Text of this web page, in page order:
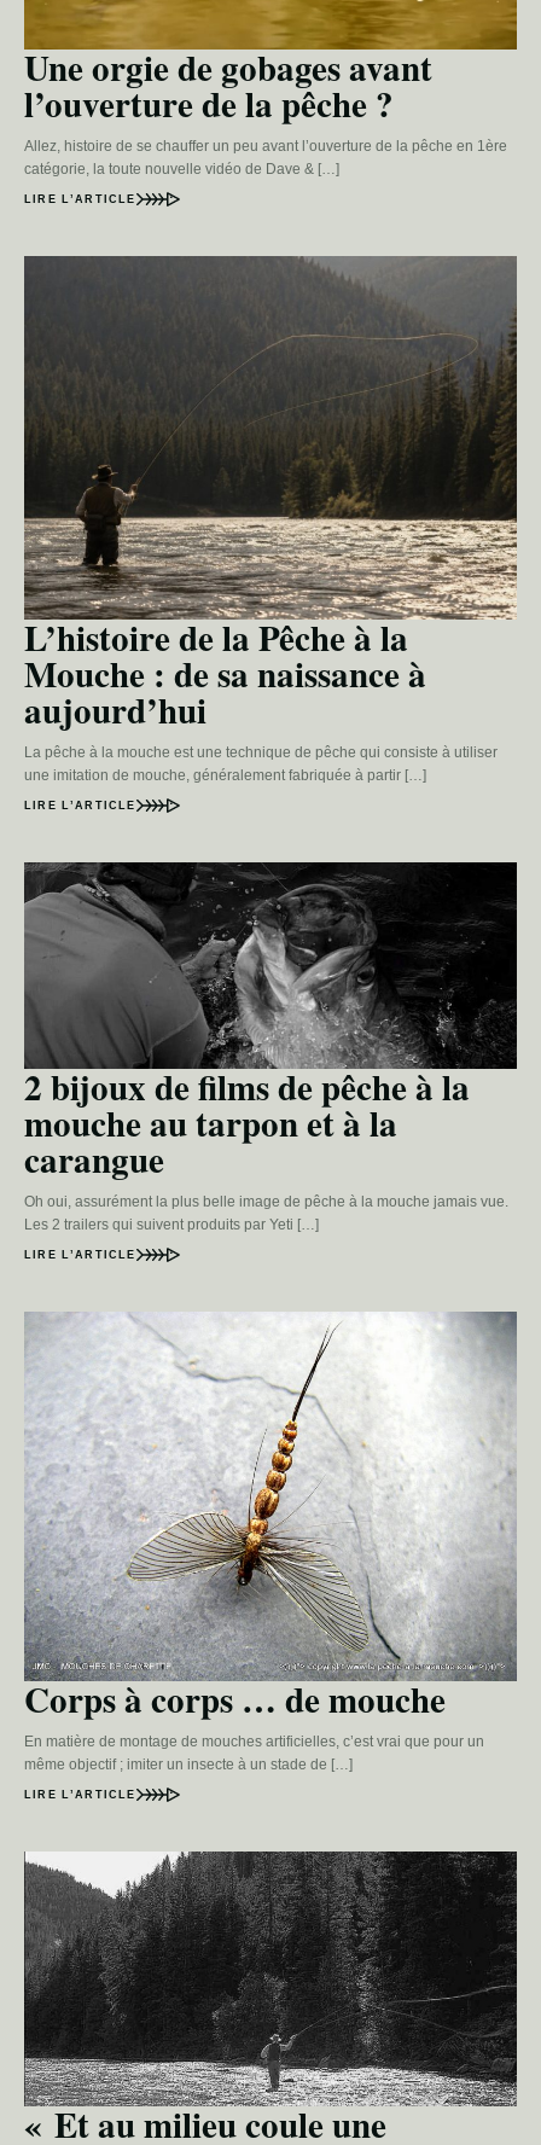
Une orgie de gobages avant
l’ouverture de la pêche ?
Allez, histoire de se chauffer un peu avant l’ouverture de la pêche en 1ère
catégorie, la toute nouvelle vidéo de Dave & […]
LIRE L’ARTICLE
L’histoire de la Pêche à la
Mouche : de sa naissance à
aujourd’hui
La pêche à la mouche est une technique de pêche qui consiste à utiliser
une imitation de mouche, généralement fabriquée à partir […]
LIRE L’ARTICLE
2 bijoux de films de pêche à la
mouche au tarpon et à la
carangue
Oh oui, assurément la plus belle image de pêche à la mouche jamais vue.
Les 2 trailers qui suivent produits par Yeti […]
LIRE L’ARTICLE
Corps à corps … de mouche
En matière de montage de mouches artificielles, c’est vrai que pour un
même objectif ; imiter un insecte à un stade de […]
LIRE L’ARTICLE
« Et au milieu coule une